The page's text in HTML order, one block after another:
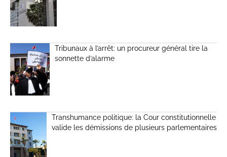
Tribunaux à l’arrêt: un procureur général tire la
sonnette d’alarme
Transhumance politique: la Cour constitutionnelle
valide les démissions de plusieurs parlementaires